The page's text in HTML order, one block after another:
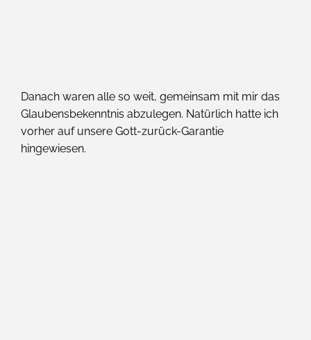
Danach waren alle so weit, gemeinsam mit mir das
Glaubensbekenntnis abzulegen. Natürlich hatte ich
vorher auf unsere Gott-zurück-Garantie
hingewiesen.